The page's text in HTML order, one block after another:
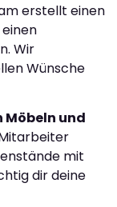
erstellt einen
Wir
Wünsche
und
mit
dir deine